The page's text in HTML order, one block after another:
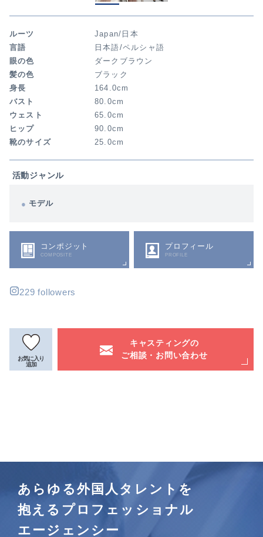
ルーツ
Japan/日本
言語
日本語/ペルシャ語
眼の色
ダークブラウン
髪の色
ブラック
身長
164.0cm
バスト
80.0cm
ウェスト
65.0cm
ヒップ
90.0cm
靴のサイズ
25.0cm
活動ジャンル
モデル
コンポジット
COMPOSITE
プロフィール
PROFILE
229 followers
お気に入り
追加
キャスティングの
ご相談・お問い合わせ
あらゆる外国人タレントを
抱えるプロフェッショナル
エージェンシー